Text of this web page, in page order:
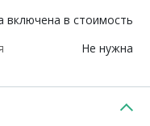
включена в стоимость
Не нужна